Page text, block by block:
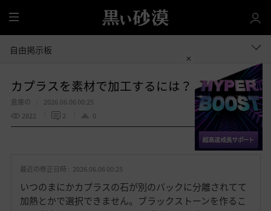
全
体
自由掲示板
カプラスを素材で加工するには？
倉庫の
2026.06.06 00:25
2822
2 0
お
入
り
共有する
最近の修正日時 : 2026.06.06 00:25
いつのまにかカプラスの石が別のバックに分離されてて
加熱とかで選択できません。ブラックストーンを作るこ